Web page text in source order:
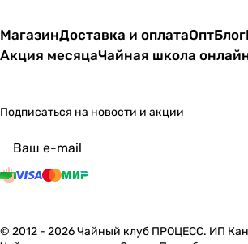
МагазинДоставка и оплатаОптБлог
Акция месяцаЧайная школа
Подписаться на новости и акции
© 2012 - 2026 Чайный клуб ПРОЦЕСС. ИП